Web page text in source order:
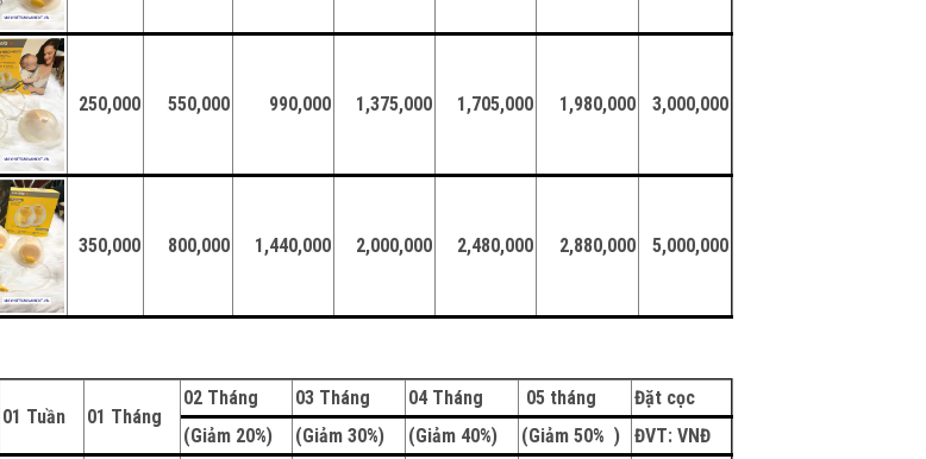
250,000 550,000 990,000 1,375,000 1,705,000 1,980,000 3,000,000
350,000 800,000 1,440,000 2,000,000 2,480,000 2,880,000 5,000,000
01 Tuần 01 Tháng
02 Tháng 03 Tháng 04 Tháng 05 tháng
Đặt cọc
(Giảm 20%)
(Giảm 30%) (Giảm 40%) (Giảm 50% ) ĐVT: VNĐ